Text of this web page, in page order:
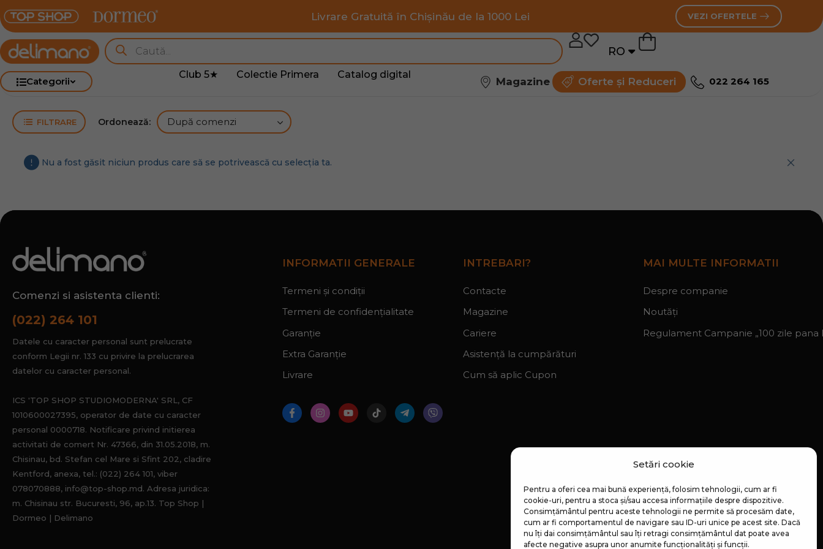
Setări cookie
Pentru a oferi cea mai bună experiență, folosim tehnologii, cum ar fi
cookie-uri, pentru a stoca și/sau accesa informațiile despre dispozitive.
Consimțământul pentru aceste tehnologii ne permite să procesăm date,
cum ar fi comportamentul de navigare sau ID-uri unice pe acest site. Dacă
nu îți dai consimțământul sau îți retragi consimțământul dat poate avea
afecte negative asupra unor anumite funcționalități și funcții.
Livrare Gratuită în Chișinău de la 1000 Lei VEZI OFERTELE
RO
RU
Categorii
Club 5★ Colectie Primera Catalog digital
Magazine Oferte și Reduceri 022 264 165
FILTRARE Ordonează:
Nu a fost găsit niciun produs care să se potrivească cu selecția ta.
Comenzi si asistenta clienti:
(022) 264 101
Datele cu caracter personal sunt prelucrate
conform Legii nr. 133 cu privire la prelucrarea
datelor cu caracter personal.
ICS 'TOP SHOP STUDIOMODERNA' SRL, CF
1010600027395, operator de date cu caracter
personal 0000718. Notificare privind initierea
activitati de comert Nr. 47366, din 31.05.2018, m.
Chisinau, bd. Stefan cel Mare si Sfint 202, cladire
Kentford, anexa, tel.: (022) 264 101, viber
078070888, info@top-shop.md. Adresa juridica:
m. Chisinau str. Bucuresti, 96, ap.13. Top Shop |
Dormeo | Delimano
INFORMATII GENERALE
Termeni și condiții
Termeni de confidențialitate
Garanție
Extra Garanție
Livrare
INTREBARI?
Contacte
Magazine
Cariere
Asistență la cumpărături
Cum să aplic Cupon
MAI MULTE INFORMATII
Despre companie
Noutăți
Regulament Campanie „100 zile pana